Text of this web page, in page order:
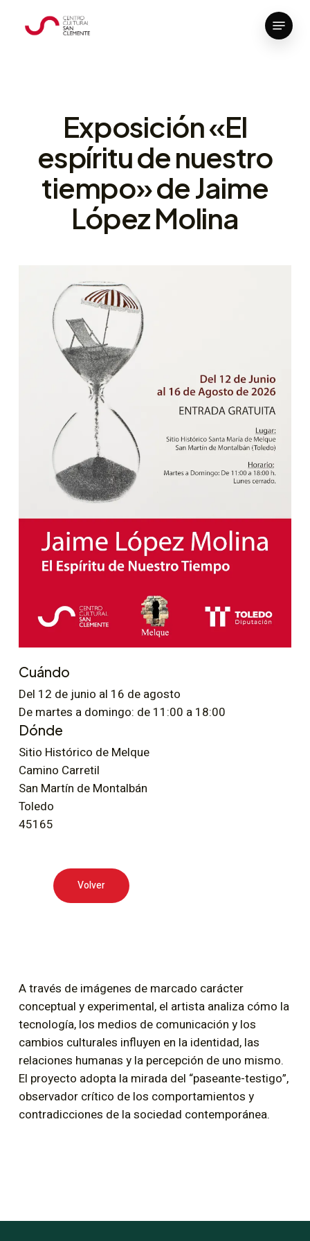
Menu
Exposición «El
espíritu de nuestro
tiempo» de Jaime
López Molina
Cuándo
Del 12 de junio al 16 de agosto
De martes a domingo: de 11:00 a 18:00
Dónde
Sitio Histórico de Melque
Camino Carretil
San Martín de Montalbán
Toledo
45165
Volver
A través de imágenes de marcado carácter
conceptual y experimental, el artista analiza cómo la
tecnología, los medios de comunicación y los
cambios culturales influyen en la identidad, las
relaciones humanas y la percepción de uno mismo.
El proyecto adopta la mirada del “paseante-testigo”,
observador crítico de los comportamientos y
contradicciones de la sociedad contemporánea.
Close